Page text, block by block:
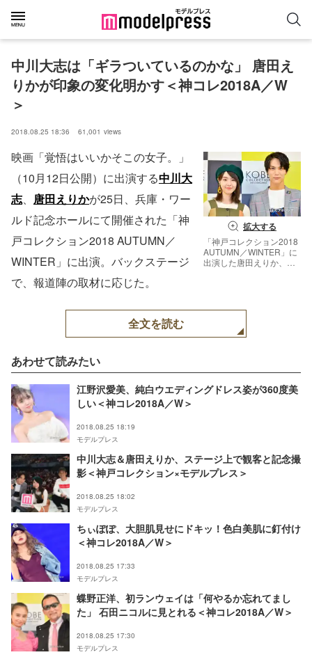
中川大志は「ギラついているのかな」 唐田え
りかが印象の変化明かす＜神コレ2018A／W
＞
2018.08.25 18:36 61,001 views
拡大する
「神戸コレクション2018
AUTUMN／WINTER」に
出演した唐田えりか、中
映画「覚悟はいいかそこの女子。」
（10月12日公開）に出演する中川大
志、 唐田えりかが25日、兵庫・ワー
ルド記念ホールにて開催された「神
戸コレクション2018 AUTUMN／
WINTER」に出演。バックステージ
で、報道陣の取材に応じた。
全文を読む
あわせて読みたい
江野沢愛美、純白ウエディングドレス姿が360度美
しい＜神コレ2018A／W＞
2018.08.25 18:19
モデルプレス
中川大志＆唐田えりか、ステージ上で観客と記念撮
影＜神戸コレクション×モデルプレス＞
2018.08.25 18:02
モデルプレス
ちぃぽぽ、大胆肌見せにドキッ！色白美肌に釘付け
＜神コレ2018A／W＞
2018.08.25 17:33
モデルプレス
蝶野正洋、初ランウェイは「何やるか忘れてまし
た」 石田ニコルに見とれる＜神コレ2018A／W＞
2018.08.25 17:30
モデルプレス